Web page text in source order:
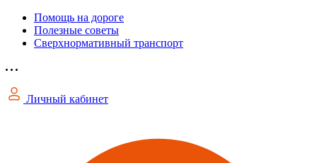
Помощь на дороге
Полезные советы
Сверхнормативный транспорт
Личный кабинет